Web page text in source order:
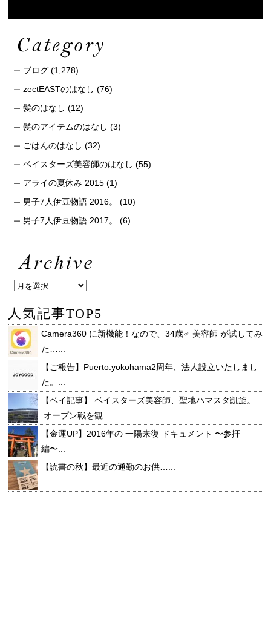
ブログ (1,278)
zectEASTのはなし (76)
髪のはなし (12)
髪のアイテムのはなし (3)
ごはんのはなし (32)
ベイスターズ美容師のはなし (55)
アライの夏休み 2015 (1)
男子7人伊豆物語 2016。
(10)
男子7人伊豆物語 2017。
(6)
人気記事TOP5
Camera360 に新機能！なので、34歳♂ 美容師 が試してみ
た…...
【ご報告】Puerto.yokohama2周年、法人設立いたしまし
た。...
【ベイ記事】 ベイスターズ美容師、聖地ハマスタ凱旋。
オープン戦を観...
【金運UP】2016年の 一陽来復 ドキュメント 〜参拝
編〜...
【読書の秋】最近の通勤のお供…...